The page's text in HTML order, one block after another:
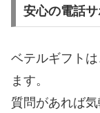
安心の電話サ
ベテルギフト
ます。
質問があれば